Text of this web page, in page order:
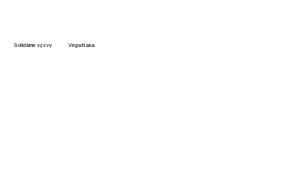
Solidárne výzvy VegaNana